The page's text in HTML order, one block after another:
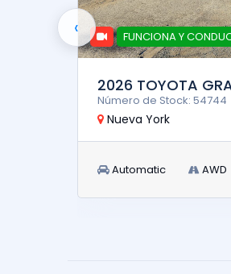
FUNCIONA Y
2026 TOYOTA
Número de Stock: 54744
Nueva York
Automatic AWD
‹